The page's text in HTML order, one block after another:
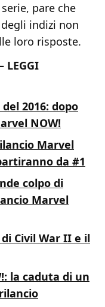
pare che
indizi non
loro risposte.
LEGGI
2016: dopo
NOW!
Marvel
da #1
colpo di
Marvel
Civil War II e il
la caduta di un